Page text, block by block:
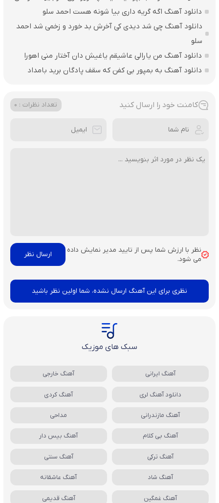
دانلود آهنگ اگه گریه داری بیا شونه هست احمد سلو
دانلود آهنگ چی شد دیدی کی آخرش بد خورد و زخمی شد احمد
سلو
دانلود آهنگ من یارالی عاشیقم یاغیش دان آختار منی اهورا
دانلود آهنگ به بمپور بی کفن که سقف پادگان برید بامداد
کامنت خود را ارسال کنید تعداد نظرات : 0
نظر با ارزش شما پس از تایید مدیر نمایش داده
می شود.
نظری برای این آهنگ ارسال نشده، شما اولین نظر باشید
سبک های موزیک
آهنگ ایرانی آهنگ خارجی
دانلود آهنگ لری آهنگ کردی
آهنگ مازندرانی مداحی
آهنگ بی کلام آهنگ بیس دار
آهنگ ترکی آهنگ سنتی
آهنگ شاد آهنگ عاشقانه
آهنگ غمگین آهنگ قدیمی